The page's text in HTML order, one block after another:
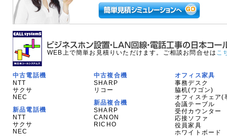
WEB上で簡単お見積りいただけます。ご相談お問合せは こ
中古電話機
NTT
サクサ
NEC
新品電話機
NTT
サクサ
NEC
中古複合機
SHARP
リコー
新品複合機
SHARP
CANON
RICHO
オフィス家具
事務デスク
脇机(ワゴン)
オフィスチェア(
会議テーブル
受付カウンター
応接ソファ
役員家具
ホワイトボード